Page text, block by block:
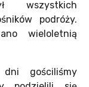
wszystkich
podróży.
wieloletnią
gościliśmy